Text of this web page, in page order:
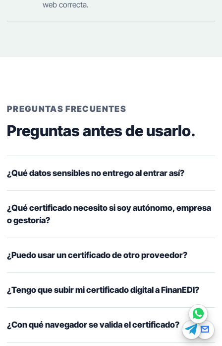
web correcta.
PREGUNTAS FRECUENTES
Preguntas antes de usarlo.
¿Qué datos sensibles no entrego al entrar así?
¿Qué certificado necesito si soy autónomo, empresa
o gestoría?
¿Puedo usar un certificado de otro proveedor?
¿Tengo que subir mi certificado digital a FinanEDI?
¿Con qué navegador se valida el certificado?
Hablemos ahora
Pedir información sobre FinanEDI
Financiación externa